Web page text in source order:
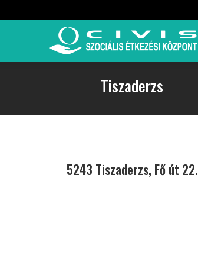
Tiszaderzs
5243 Tiszaderzs, Fő út 22.